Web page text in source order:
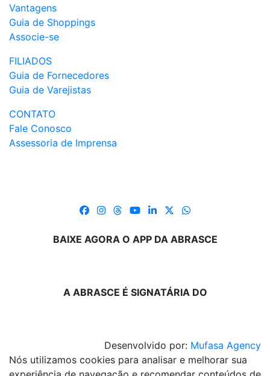
Vantagens
Guia de Shoppings
Associe-se
FILIADOS
Guia de Fornecedores
Guia de Varejistas
CONTATO
Fale Conosco
Assessoria de Imprensa
BAIXE AGORA O APP DA ABRASCE
A ABRASCE É SIGNATÁRIA DO
Desenvolvido por: Mufasa Agency
Nós utilizamos cookies para analisar e melhorar sua